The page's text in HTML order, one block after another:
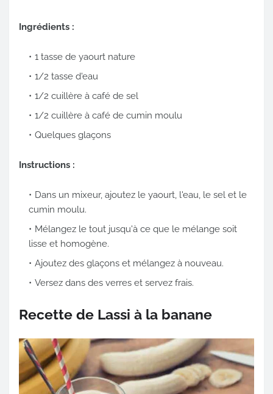
Ingrédients :
1 tasse de yaourt nature
1/2 tasse d'eau
1/2 cuillère à café de sel
1/2 cuillère à café de cumin moulu
Quelques glaçons
Instructions :
Dans un mixeur, ajoutez le yaourt, l'eau, le sel et le
cumin moulu.
Mélangez le tout jusqu'à ce que le mélange soit
lisse et homogène.
Ajoutez des glaçons et mélangez à nouveau.
Versez dans des verres et servez frais.
Recette de Lassi à la banane